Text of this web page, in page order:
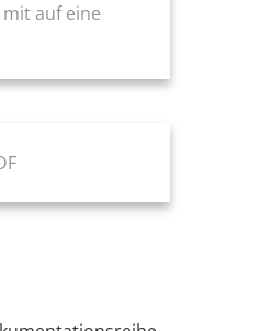
auf eine